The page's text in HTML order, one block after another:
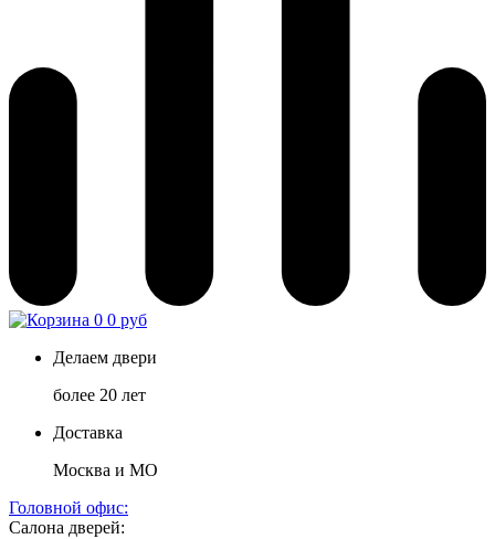
0 0 руб
Делаем двери
более 20 лет
Доставка
Москва и МО
Головной офис:
Салона дверей: